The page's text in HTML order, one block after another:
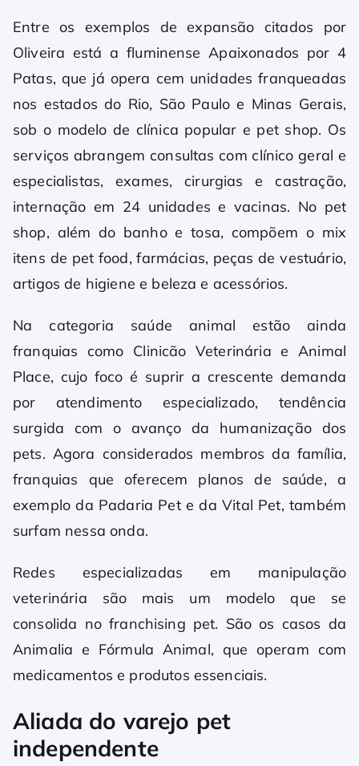
Entre os exemplos de expansão citados por
Oliveira está a fluminense Apaixonados por 4
Patas, que já opera cem unidades franqueadas
nos estados do Rio, São Paulo e Minas Gerais,
sob o modelo de clínica popular e pet shop. Os
serviços abrangem consultas com clínico geral e
especialistas, exames, cirurgias e castração,
internação em 24 unidades e vacinas. No pet
shop, além do banho e tosa, compõem o mix
itens de pet food, farmácias, peças de vestuário,
artigos de higiene e beleza e acessórios.
Na categoria saúde animal estão ainda
franquias como Clinicão Veterinária e Animal
Place, cujo foco é suprir a crescente demanda
por atendimento especializado, tendência
surgida com o avanço da humanização dos
pets. Agora considerados membros da família,
franquias que oferecem planos de saúde, a
exemplo da Padaria Pet e da Vital Pet, também
surfam nessa onda.
Redes especializadas em manipulação
veterinária são mais um modelo que se
consolida no franchising pet. São os casos da
Animalia e Fórmula Animal, que operam com
medicamentos e produtos essenciais.
Aliada do varejo pet
independente